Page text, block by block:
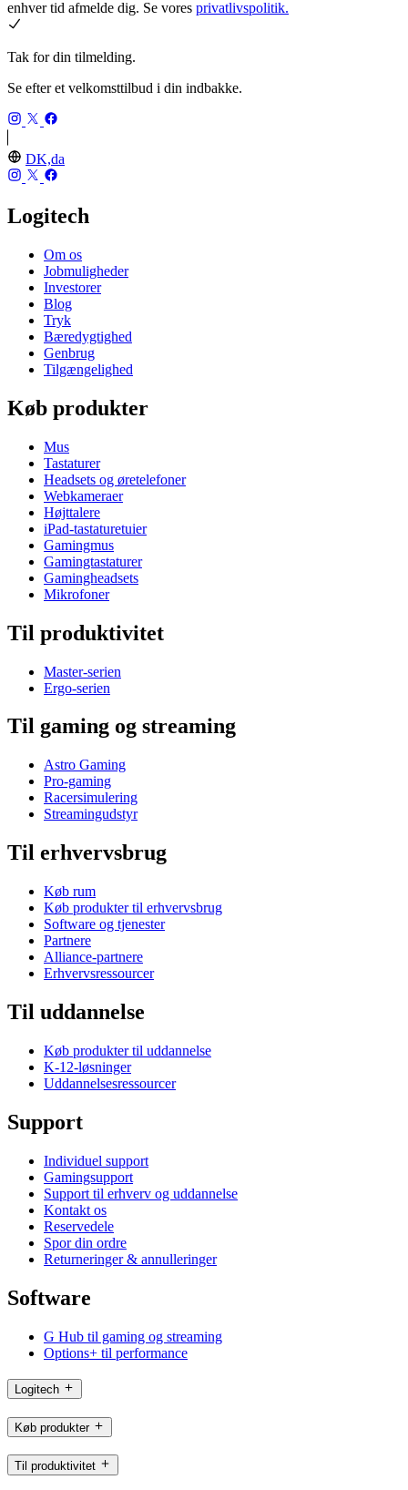
enhver tid afmelde dig. Se vores privatlivspolitik.
Tak for din tilmelding.
Se efter et velkomsttilbud i din indbakke.
DK,da
Logitech
Om os
Jobmuligheder
Investorer
Blog
Tryk
Bæredygtighed
Genbrug
Tilgængelighed
Køb produkter
Mus
Tastaturer
Headsets og øretelefoner
Webkameraer
Højttalere
iPad-tastaturetuier
Gamingmus
Gamingtastaturer
Gamingheadsets
Mikrofoner
Til produktivitet
Master-serien
Ergo-serien
Til gaming og streaming
Astro Gaming
Pro-gaming
Racersimulering
Streamingudstyr
Til erhvervsbrug
Køb rum
Køb produkter til erhvervsbrug
Software og tjenester
Partnere
Alliance-partnere
Erhvervsressourcer
Til uddannelse
Køb produkter til uddannelse
K-12-løsninger
Uddannelsesressourcer
Support
Individuel support
Gamingsupport
Support til erhverv og uddannelse
Kontakt os
Reservedele
Spor din ordre
Returneringer & annulleringer
Software
G Hub til gaming og streaming
Options+ til performance
Logitech
Køb produkter
Til produktivitet